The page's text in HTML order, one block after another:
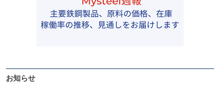
お知らせ